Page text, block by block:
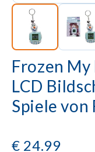
Frozen
LCD
Spiele von
€ 24.99